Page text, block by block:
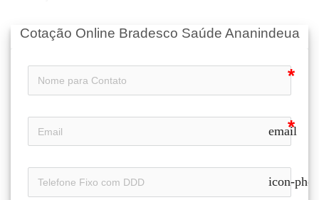
Cotação Online Bradesco Saúde Ananindeua
email
icon-